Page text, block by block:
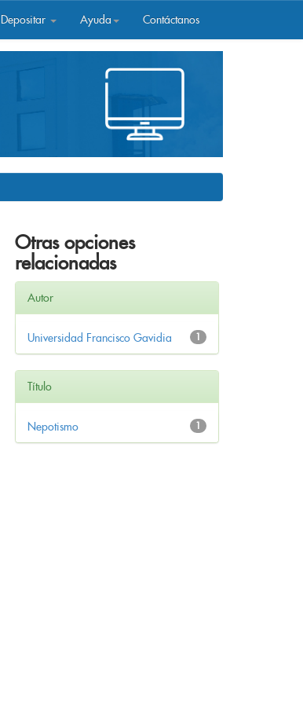
Depositar Ayuda Contáctanos
Otras opciones
relacionadas
Autor
1
Universidad Francisco Gavidia
Título
1
Nepotismo